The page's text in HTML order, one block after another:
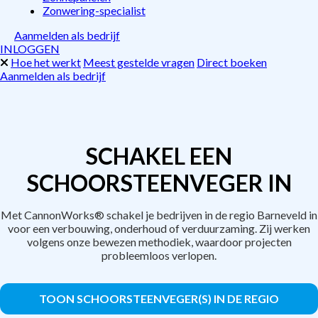
Zonwering-specialist
Aanmelden als bedrijf
INLOGGEN
Hoe het werkt Meest gestelde vragen Direct boeken
Aanmelden als bedrijf
SCHAKEL EEN
SCHOORSTEENVEGER IN
Met CannonWorks® schakel je bedrijven in de regio Barneveld in
voor een verbouwing, onderhoud of verduurzaming. Zij werken
volgens onze bewezen methodiek, waardoor projecten
probleemloos verlopen.
TOON SCHOORSTEENVEGER(S) IN DE REGIO